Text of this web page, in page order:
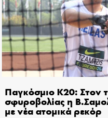
Παγκόσμιο Κ20: Στον
σφυροβολίας η
με νέα ατομικά ρεκόρ